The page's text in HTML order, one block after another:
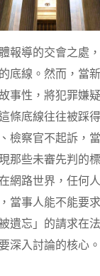
報導的交會之處
底線。然而，當
事性，將犯罪嫌
條底線往往被踩
檢察官不起訴，
那些未審先判的
網路世界，任何
當事人能不能要
遺忘」的請求在
深入討論的核心。